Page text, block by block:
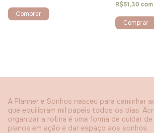
Comprar
R$51,30 com
Comprar
A Planner e Sonhos nasceu para caminhar
que equilibram mil papéis todos os dias.
organizar a rotina é uma forma de cuidar
planos em ação e dar espaço aos sonhos.